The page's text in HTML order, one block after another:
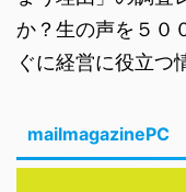
か？生の声を５０
ぐに経営に役立つ
mailmagazinePC